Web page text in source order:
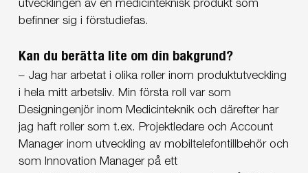
utvecklingen av en medicinteknisk produkt som
befinner sig i förstudiefas.
Kan du berätta lite om din bakgrund?
– Jag har arbetat i olika roller inom produktutveckling
i hela mitt arbetsliv. Min första roll var som
Designingenjör inom Medicinteknik och därefter har
jag haft roller som t.ex. Projektledare och Account
Manager inom utveckling av mobiltelefontillbehör och
som Innovation Manager på ett